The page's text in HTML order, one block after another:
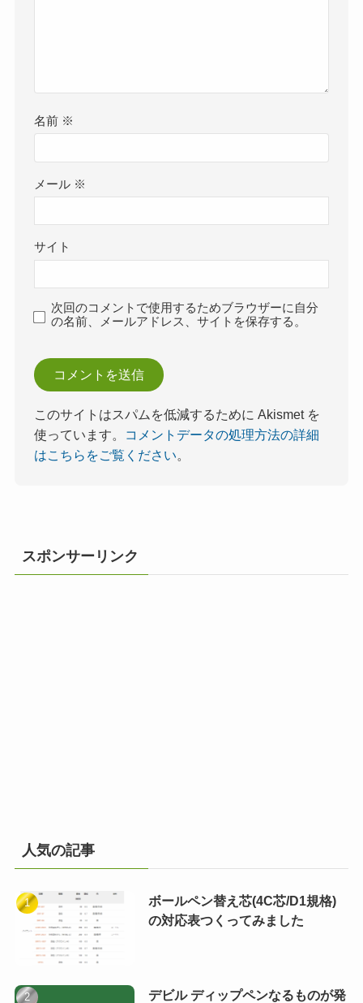
名前 ※
メール ※
サイト
次回のコメントで使用するためブラウザーに自分
の名前、メールアドレス、サイトを保存する。
このサイトはスパムを低減するために Akismet を
使っています。
コメントデータの処理方法の詳細
はこちらをご覧ください。
スポンサーリンク
人気の記事
ボールペン替え芯(4C芯/D1規格)
の対応表つくってみました
デビル ディップペンなるものが発